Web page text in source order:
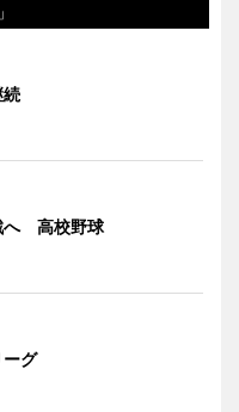
続
へ 高校野球
グ